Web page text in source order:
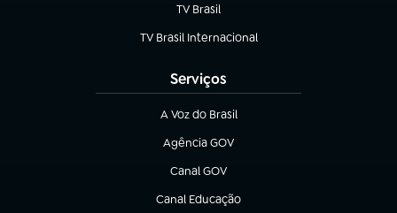
TV Brasil
(abre em nova aba)
TV Brasil Internacional
(abre em nova aba)
Serviços
A Voz do Brasil
(abre em nova aba)
Agência GOV
(abre em nova aba)
Canal GOV
(abre em nova aba)
Canal Educação
(abre em nova aba)